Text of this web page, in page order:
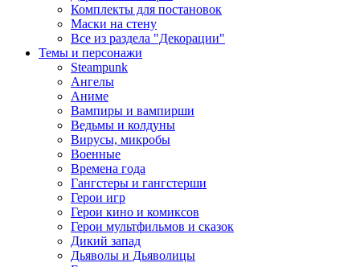
Комплекты для постановок
Маски на стену
Все из раздела "Декорации"
Темы и персонажи
Steampunk
Ангелы
Аниме
Вампиры и вампирши
Ведьмы и колдуны
Вирусы, микробы
Военные
Времена года
Гангстеры и гангстерши
Герои игр
Герои кино и комиксов
Герои мультфильмов и сказок
Дикий запад
Дьяволы и Дьяволицы